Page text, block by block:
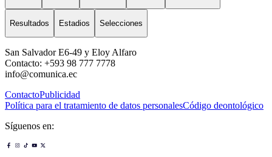
Resultados Estadios Selecciones
San Salvador E6-49 y Eloy Alfaro
Contacto: +593 98 777 7778
info@comunica.ec
ContactoPublicidad
Política para el tratamiento de datos personalesCódigo deontológico
Síguenos en: